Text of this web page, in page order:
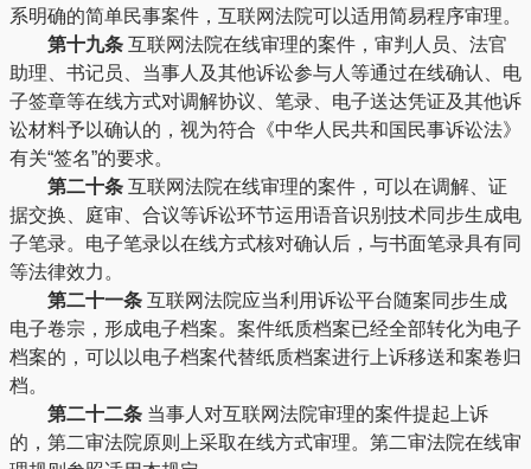
系明确的简单民事案件，互联网法院可以适用简易程序审理。
第十九条 互联网法院在线审理的案件，审判人员、法官
助理、书记员、当事人及其他诉讼参与人等通过在线确认、电
子签章等在线方式对调解协议、笔录、电子送达凭证及其他诉
讼材料予以确认的，视为符合《中华人民共和国民事诉讼法》
有关“签名”的要求。
第二十条 互联网法院在线审理的案件，可以在调解、证
据交换、庭审、合议等诉讼环节运用语音识别技术同步生成电
子笔录。电子笔录以在线方式核对确认后，与书面笔录具有同
等法律效力。
第二十一条 互联网法院应当利用诉讼平台随案同步生成
电子卷宗，形成电子档案。案件纸质档案已经全部转化为电子
档案的，可以以电子档案代替纸质档案进行上诉移送和案卷归
档。
第二十二条 当事人对互联网法院审理的案件提起上诉
的，第二审法院原则上采取在线方式审理。第二审法院在线审